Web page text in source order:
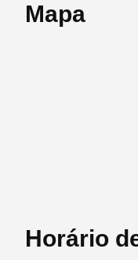
Mapa
Horário